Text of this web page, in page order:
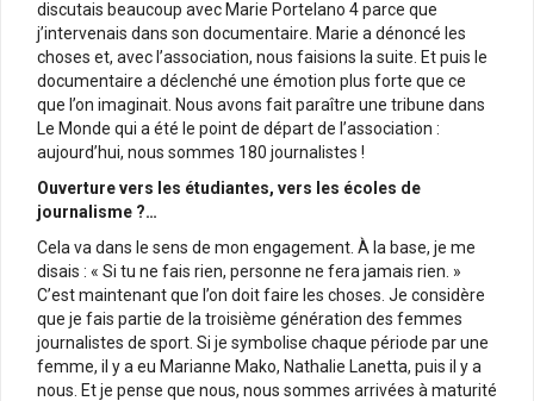
discutais beaucoup avec Marie Portelano 4 parce que
j’intervenais dans son documentaire. Marie a dénoncé les
choses et, avec l’association, nous faisions la suite. Et puis le
documentaire a déclenché une émotion plus forte que ce
que l’on imaginait. Nous avons fait paraître une tribune dans
Le Monde qui a été le point de départ de l’association :
aujourd’hui, nous sommes 180 journalistes !
Ouverture vers les étudiantes, vers les écoles de
journalisme ?…
Cela va dans le sens de mon engagement. À la base, je me
disais : « Si tu ne fais rien, personne ne fera jamais rien. »
C’est maintenant que l’on doit faire les choses. Je considère
que je fais partie de la troisième génération des femmes
journalistes de sport. Si je symbolise chaque période par une
femme, il y a eu Marianne Mako, Nathalie Lanetta, puis il y a
nous. Et je pense que nous, nous sommes arrivées à maturité